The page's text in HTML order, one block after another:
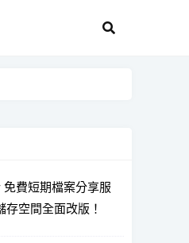
免費短期檔案分享服
存空間全面改版！